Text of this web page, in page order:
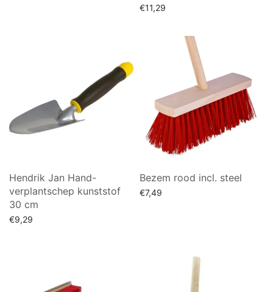
€11,29
Hendrik Jan Hand-
verplantschep kunststof
30 cm
€9,29
Bezem rood incl. steel
€7,49